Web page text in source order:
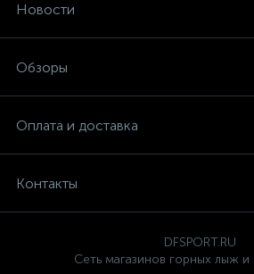
Новости
Обзоры
Оплата и доставка
Контакты
DFSPORT.RU
Сеть магазинов горных лыж